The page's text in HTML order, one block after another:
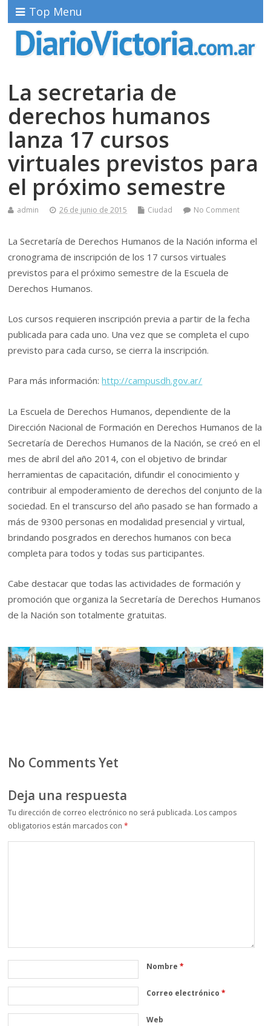
Top Menu
La secretaria de
derechos humanos
lanza 17 cursos
virtuales previstos para
el próximo semestre
admin 26 de junio de 2015 Ciudad No Comment
La Secretaría de Derechos Humanos de la Nación informa el
cronograma de inscripción de los 17 cursos virtuales
previstos para el próximo semestre de la Escuela de
Derechos Humanos.
Los cursos requieren inscripción previa a partir de la fecha
publicada para cada uno. Una vez que se completa el cupo
previsto para cada curso, se cierra la inscripción.
Para más información:http://campusdh.gov.ar/
La Escuela de Derechos Humanos, dependiente de la
Dirección Nacional de Formación en Derechos Humanos de la
Secretaría de Derechos Humanos de la Nación, se creó en el
mes de abril del año 2014, con el objetivo de brindar
herramientas de capacitación, difundir el conocimiento y
contribuir al empoderamiento de derechos del conjunto de la
sociedad. En el transcurso del año pasado se han formado a
más de 9300 personas en modalidad presencial y virtual,
brindando posgrados en derechos humanos con beca
completa para todos y todas sus participantes.
Cabe destacar que todas las actividades de formación y
promoción que organiza la Secretaría de Derechos Humanos
de la Nación son totalmente gratuitas.
No Comments Yet
Deja una respuesta
Tu dirección de correo electrónico no será publicada. Los campos
obligatorios están marcados con*
Nombre*
Correo electrónico*
Web